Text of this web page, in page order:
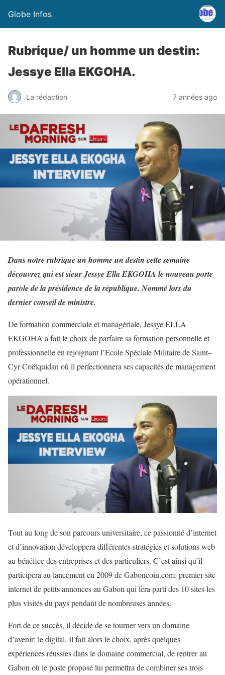
Globe Infos
Rubrique/ un homme un destin:
Jessye Ella EKGOHA.
La rédaction 7 années ago
Dans notre rubrique un homme un destin cette semaine
découvrez qui est sieur Jessye Ella EKGOHA le nouveau porte
parole de la présidence de la république. Nommé lors du
dernier conseil de ministre.
De formation commerciale et managériale, Jessye ELLA
EKGOHA a fait le choix de parfaire sa formation personnelle et
professionnelle en rejoignant l’Ecole Spéciale Militaire de Saint–
Cyr Coëtquidan où il perfectionnera ses capacités de management
opérationnel.
Tout au long de son parcours universitaire, ce passionné d’internet
et d’innovation développera différentes stratégies et solutions web
au bénéfice des entreprises et des particuliers. C’est ainsi qu’il
participera au lancement en 2009 de Gaboncoin.com: premier site
internet de petits annonces au Gabon qui fera parti des 10 sites les
plus visités du pays pendant de nombreuses années.
Fort de ce succès, il décide de se tourner vers un domaine
d’avenir: le digital. Il fait alors le choix, après quelques
expériences réussies dans le domaine commercial, de rentrer au
Gabon où le poste proposé lui permettra de combiner ses trois